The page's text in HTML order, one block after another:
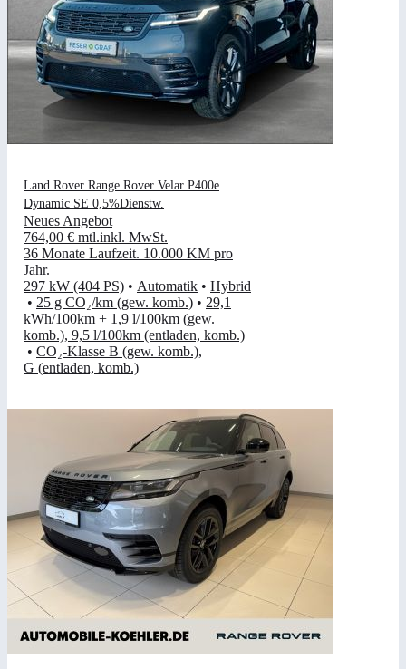
Land Rover Range Rover Velar P400e
Dynamic SE 0,5%Dienstw.
Neues Angebot
764,00 € mtl.inkl. MwSt.
36 Monate Laufzeit. 10.000 KM pro
Jahr.
297 kW (404 PS) • Automatik • Hybrid
• 25 g CO₂/km (gew. komb.) • 29,1
kWh/100km + 1,9 l/100km (gew.
komb.), 9,5 l/100km (entladen, komb.)
• CO₂-Klasse B (gew. komb.),
G (entladen, komb.)